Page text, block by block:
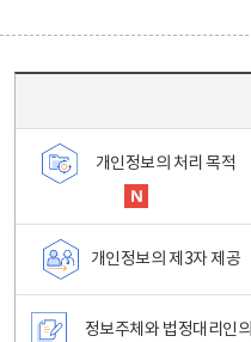
개인정보의 처리 목적
개인정보의 제3자 제공
정보주체와 법정대리인의